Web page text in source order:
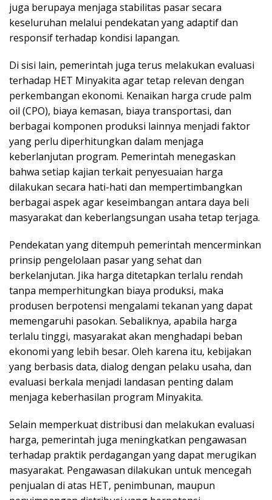
juga berupaya menjaga stabilitas pasar secara
keseluruhan melalui pendekatan yang adaptif dan
responsif terhadap kondisi lapangan.
Di sisi lain, pemerintah juga terus melakukan evaluasi
terhadap HET Minyakita agar tetap relevan dengan
perkembangan ekonomi. Kenaikan harga crude palm
oil (CPO), biaya kemasan, biaya transportasi, dan
berbagai komponen produksi lainnya menjadi faktor
yang perlu diperhitungkan dalam menjaga
keberlanjutan program. Pemerintah menegaskan
bahwa setiap kajian terkait penyesuaian harga
dilakukan secara hati-hati dan mempertimbangkan
berbagai aspek agar keseimbangan antara daya beli
masyarakat dan keberlangsungan usaha tetap terjaga.
Pendekatan yang ditempuh pemerintah mencerminkan
prinsip pengelolaan pasar yang sehat dan
berkelanjutan. Jika harga ditetapkan terlalu rendah
tanpa memperhitungkan biaya produksi, maka
produsen berpotensi mengalami tekanan yang dapat
memengaruhi pasokan. Sebaliknya, apabila harga
terlalu tinggi, masyarakat akan menghadapi beban
ekonomi yang lebih besar. Oleh karena itu, kebijakan
yang berbasis data, dialog dengan pelaku usaha, dan
evaluasi berkala menjadi landasan penting dalam
menjaga keberhasilan program Minyakita.
Selain memperkuat distribusi dan melakukan evaluasi
harga, pemerintah juga meningkatkan pengawasan
terhadap praktik perdagangan yang dapat merugikan
masyarakat. Pengawasan dilakukan untuk mencegah
penjualan di atas HET, penimbunan, maupun